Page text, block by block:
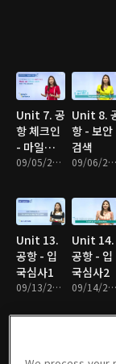
Unit 7. 공
항 체크인
- 마일리지
적립
09/05/2017 • 10분
Unit 8.
항 - 보안
검색
09/06/2017 • 10분
Unit 13.
공항 - 입
국심사1
09/13/2017 • 10분
Unit 14.
공항 - 입
국심사2
09/14/2017 • 9분